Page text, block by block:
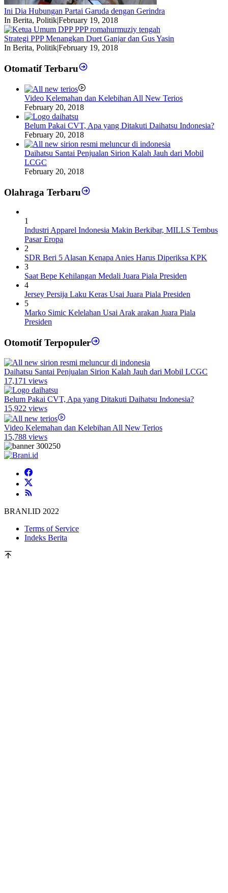
Ini Dia Hubungan Partai Garuda dengan Gerindra
In Berita, Politik|February 19, 2018
Strategi PPP Menangkan Duet Ganjar dan Gus Yasin
In Berita, Politik|February 19, 2018
Otomatif Terbaru
Video Kelemahan dan Kelebihan All New Terios
February 20, 2018
Belum Pakai CVT, Apa yang Ditakuti Daihatsu Indonesia?
February 20, 2018
Daihatsu Santai Penjualan Sirion Kalah Jauh dari Mobil
LCGC
February 20, 2018
Olahraga Terbaru
1
Industri Apparel Indonesia Makin Berkibar, MILLS Tembus
Pasar Eropa
2
SDR Beri 5 Alasan Kenapa Anies Harus Diperiksa KPK
3
Saat Bepe Kehilangan Medali Juara Piala Presiden
4
Jersey Persija Laku Keras Usai Juara Piala Presiden
5
Marko Simic Kelelahan Usai Arak arakan Juara Piala
Presiden
Otomotif Terpopuler
Daihatsu Santai Penjualan Sirion Kalah Jauh dari Mobil LCGC
17,171 views
Belum Pakai CVT, Apa yang Ditakuti Daihatsu Indonesia?
15,922 views
Video Kelemahan dan Kelebihan All New Terios
15,788 views
BRANI.ID 2022
Terms of Service
Indeks Berita